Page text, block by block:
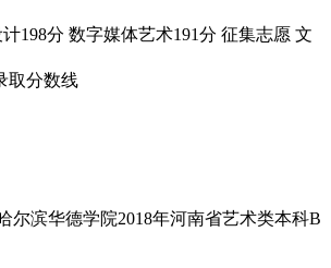
198分 数字媒体艺术191分 征集志愿 文
尔滨华德学院2018年河南省艺术类本科B